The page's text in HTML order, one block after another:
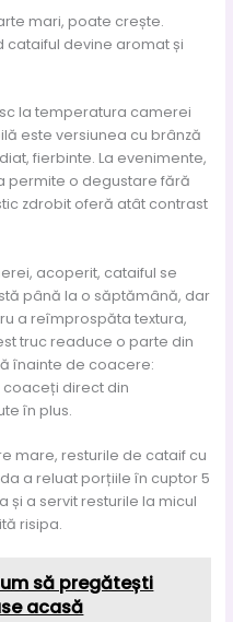
mari, poate crește.
cataiful devine aromat și
la temperatura camerei
este versiunea cu brânză
fierbinte. La evenimente,
permite o degustare fără
zdrobit oferă atât contrast
acoperit, cataiful se
până la o săptămână, dar
a reîmprospăta textura,
truc readuce o parte din
înainte de coacere:
direct din
în plus.
mare, resturile de cataif cu
a reluat porțiile în cuptor 5
a servit resturile la micul
risipa.
să pregătești
acasă